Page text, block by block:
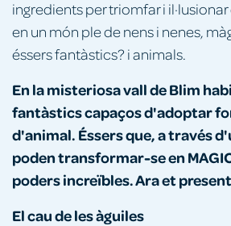
ingredients per triomfar i
en un món ple de nens i nenes,
éssers fantàstics? i animals.
En la misteriosa vall de Blim
fantàstics capaços d'adoptar
d'animal. Éssers que, a través
poden transformar-se en
poders increïbles. Ara et
El cau de les àguiles